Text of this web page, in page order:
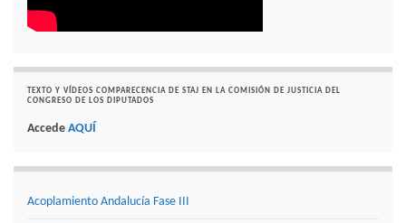
TEXTO Y VÍDEOS COMPARECENCIA DE STAJ EN LA COMISIÓN DE JUSTICIA DEL
CONGRESO DE LOS DIPUTADOS
Accede AQUÍ
Acoplamiento Andalucía Fase III